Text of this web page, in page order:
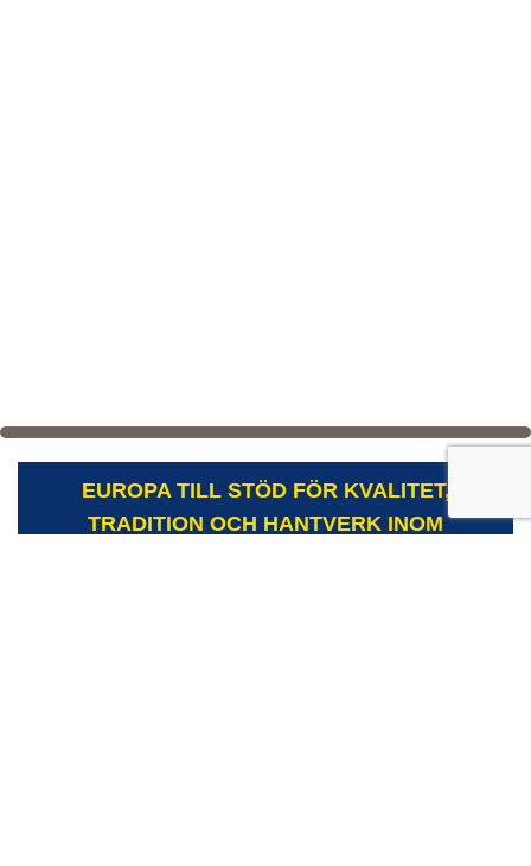
EUROPA TILL STÖD FÖR KVALITET,
TRADITION OCH HANTVERK INOM